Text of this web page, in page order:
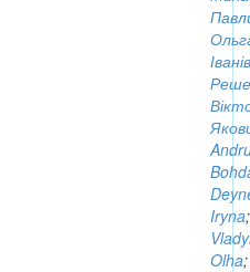
Iryna;
Olha;